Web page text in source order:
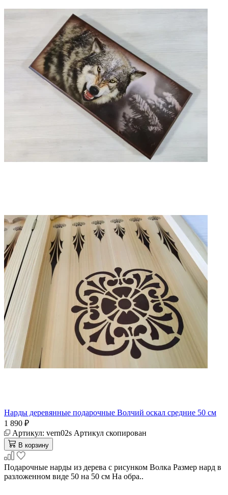
Нарды деревянные подарочные Волчий оскал средние 50 см
1 890 ₽
Артикул: vern02s Артикул скопирован
В корзину
Подарочные нарды из дерева с рисунком Волка Размер нард в
разложенном виде 50 на 50 см На обра..